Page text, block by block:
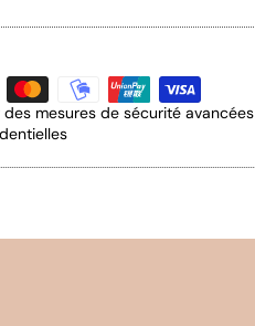
mesures de sécurité avancées